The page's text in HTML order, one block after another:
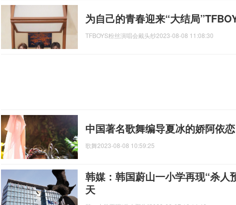
为自己的青春迎来“大结局
TFBOYS粉丝演唱会戴头纱2023-08-08 11:08:30
中国著名歌舞编导夏冰的娇阿依
歌舞2023-08-08 10:59:25
韩媒：韩国蔚山一小学再现“杀人
天